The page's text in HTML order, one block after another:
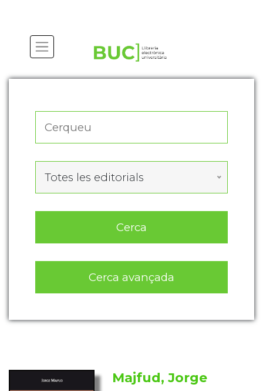
Totes les editorials
Cerca
Cerca avançada
Majfud, Jorge